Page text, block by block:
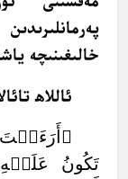
خالىغىنىچە
ئاللاھ
﴿أَرَءَيۡتَ